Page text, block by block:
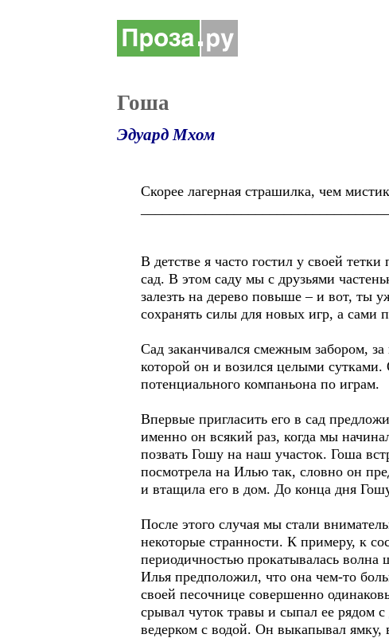
Гоша
Эдуард Мхом
Скорее лагерная страшилка, чем
В детстве я часто гостил у своей
сад. В этом саду мы с друзьями
залезть на дерево повыше – и вот, ты
сохранять силы для новых игр, а сами
Сад заканчивался смежным забором,
которой он и возился целыми
потенциального компаньона по играм.
Впервые пригласить его в сад
именно он всякий раз, когда мы
позвать Гошу на наш участок. Гоша
посмотрела на Илью так, словно он
и втащила его в дом. До конца дня
После этого случая мы стали
некоторые странности. К примеру, к
периодичностью прокатывалась
Илья предположил, что она чем-то
своей песочнице совершенно
срывал чуток травы и сыпал ее рядом
ведерком с водой. Он выкапывал ямку,